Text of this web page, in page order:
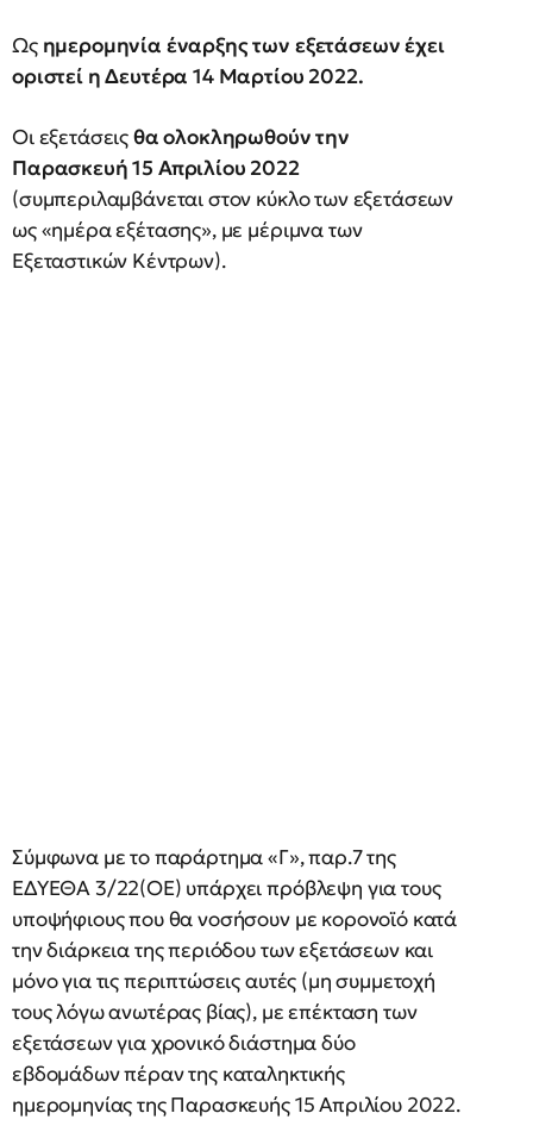
Ως ημερομηνία έναρξης των εξετάσεων έχει
οριστεί η Δευτέρα 14 Μαρτίου 2022.
Οι εξετάσειςθα ολοκληρωθούν την
Παρασκευή 15 Απριλίου 2022
(συμπεριλαμβάνεται στον κύκλο των εξετάσεων
ως «ημέρα εξέτασης», με μέριμνα των
Εξεταστικών Κέντρων).
Σύμφωνα με το παράρτημα «Γ», παρ.7 της
ΕΔΥΕΘΑ 3/22(ΟΕ) υπάρχει πρόβλεψη για τους
υποψήφιους που θα νοσήσουν με κορονοϊό κατά
την διάρκεια της περιόδου των εξετάσεων και
μόνο για τις περιπτώσεις αυτές (μη συμμετοχή
τους λόγω ανωτέρας βίας), με επέκταση των
εξετάσεων για χρονικό διάστημα δύο
εβδομάδων πέραν της καταληκτικής
ημερομηνίας της Παρασκευής 15 Απριλίου 2022.